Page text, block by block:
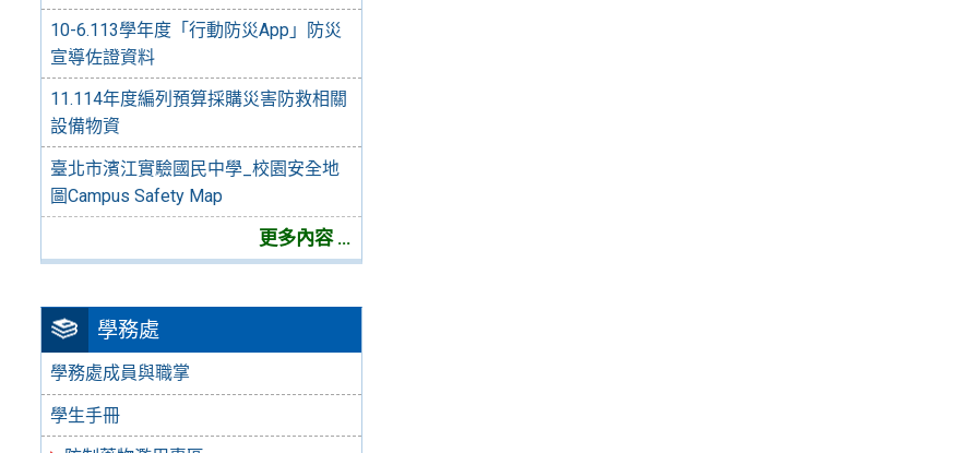
10-6.113學年度「行動防災App」防災
宣導佐證資料
11.114年度編列預算採購災害防救相關
設備物資
臺北市濱江實驗國民中學_校園安全地
圖Campus Safety Map
更多內容 ...
學務處
學務處成員與職掌
學生手冊